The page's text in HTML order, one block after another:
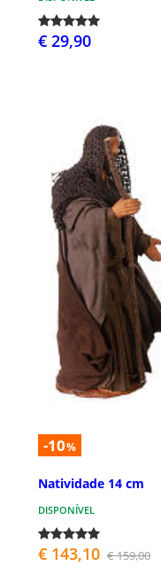
€ 29,90
-10%
Natividade 14 cm
DISPONÍVEL
€ 143,10 € 159,00